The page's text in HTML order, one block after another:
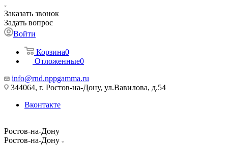
Заказать звонок
Задать вопрос
Войти
Корзина0
Отложенные0
info@rnd.nppgamma.ru
344064, г. Ростов-на-Дону, ул.Вавилова, д.54
Вконтакте
Ростов-на-Дону
Ростов-на-Дону